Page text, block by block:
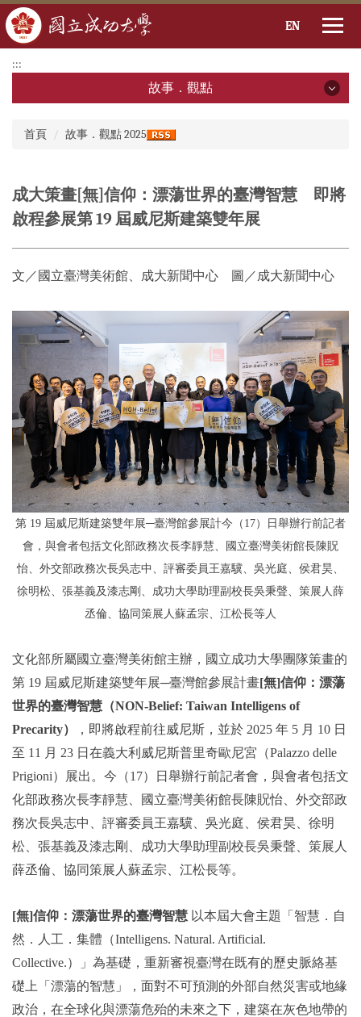
到
要
EN
:::
故事．觀點
2025年
2024年
2021年
2019年
首頁
故事．觀點 2025
成大策畫[無]信仰：漂蕩世界的臺灣智慧 即將
啟程參展第 19 屆威尼斯建築雙年展
文／國立臺灣美術館、成大新聞中心 圖／成大新聞中心
第 19 屆威尼斯建築雙年展─臺灣館參展計今（17）日舉辦行前記者
會，與會者包括文化部政務次長李靜慧、國立臺灣美術館長陳貺
怡、外交部政務次長吳志中、評審委員王嘉驥、吳光庭、侯君昊、
徐明松、張基義及漆志剛、成功大學助理副校長吳秉聲、策展人薛
丞倫、協同策展人蘇孟宗、江松長等人
文化部所屬國立臺灣美術館主辦，國立成功大學團隊策畫的
第 19 屆威尼斯建築雙年展─臺灣館參展計畫[無]信仰 ：漂蕩
世界的臺灣智慧 （NON-Belief: Taiwan Intelligens of
Precarity）
，即將啟程前往威尼斯，並於 2025 年 5 月 10 日
至 11 月 23 日在義大利威尼斯普里奇歐尼宮（Palazzo delle
Prigioni）展出。今（17）日舉辦行前記者會，與會者包括文
化部政務次長李靜慧、國立臺灣美術館長陳貺怡、外交部政
務次長吳志中、評審委員王嘉驥、吳光庭、侯君昊、徐明
松、張基義及漆志剛、成功大學助理副校長吳秉聲、策展人
薛丞倫、協同策展人蘇孟宗、江松長等。
[無]信仰：漂蕩世界的臺灣智慧 以本屆大會主題「智慧．自
然．人工．集體（Intelligens. Natural. Artificial.
Collective.）」為基礎，重新審視臺灣在既有的歷史脈絡基
礎上「漂蕩的智慧」，面對不可預測的外部自然災害或地緣
政治，在全球化與漂蕩危殆的未來之下，建築在灰色地帶的